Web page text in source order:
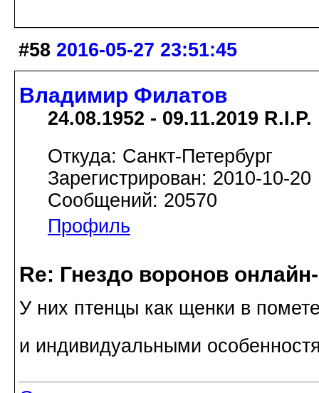
#58 2016-05-27 23:51:45
Владимир Филатов
24.08.1952 - 09.11.2019 R.I.P.
Откуда: Санкт-Петербург
Зарегистрирован: 2010-10-20
Сообщений: 20570
Профиль
Re: Гнездо воронов
У них птенцы как щенки в
и индивидуальными